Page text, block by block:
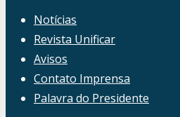
Notícias
Revista Unificar
Avisos
Contato Imprensa
Palavra do Presidente